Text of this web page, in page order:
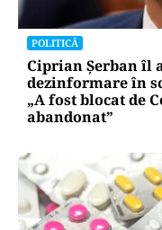
POLITICĂ
Ciprian Șerban îl
dezinformare în
„A fost blocat de
abandonat”